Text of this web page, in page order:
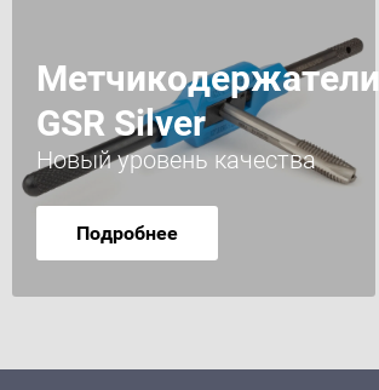
Метчикодержатели
GSR Silver
Новый уровень качества
Подробнее